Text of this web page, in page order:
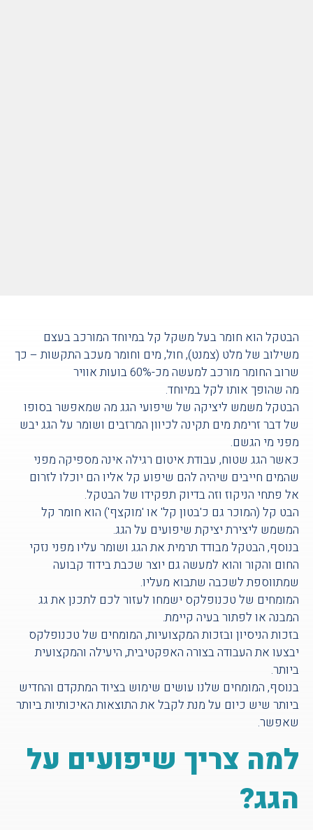
הבטקל הוא חומר בעל משקל קל במיוחד המורכב בעצם
משילוב של מלט (צמנט), חול, מים וחומר מעכב התקשות – כך
שרוב החומר מורכב למעשה מכ-60% בועות אוויר
מה שהופך אותו לקל במיוחד.
הבטקל משמש ליציקה של שיפועי הגג מה שמאפשר בסופו
של דבר זרימת מים תקינה לכיוון המרזבים ושומר על הגג יבש
מפני מי הגשם.
כאשר הגג שטוח, עבודת איטום רגילה אינה מספיקה מפני
שהמים חייבים שיהיה להם שיפוע קל אליו הם יוכלו לזרום
אל פתחי הניקוז וזה בדיוק תפקידו של הבטקל.
הבט קל (המוכר גם כ'בטון קל' או 'מוקצף') הוא חומר קל
המשמש ליצירת יציקת שיפועים על הגג.
בנוסף, הבטקל מבודד תרמית את הגג ושומר עליו מפני נזקי
החום והקור והוא למעשה גם יוצר שכבת בידוד קבועה
שמתווספת לשכבה שתבוא מעליו.
המומחים של טכנופלקס ישמחו לעזור לכם לתכנן את גג
המבנה או לפתור בעיה קיימת.
בזכות הניסיון ובזכות המקצועיות, המומחים של טכנופלקס
יבצעו את העבודה בצורה האפקטיבית, היעילה והמקצועית
ביותר.
בנוסף, המומחים שלנו עושים שימוש בציוד המתקדם והחדיש
ביותר שיש כיום על מנת לקבל את התוצאות האיכותיות ביותר
שאפשר.
למה צריך שיפועים על
הגג?